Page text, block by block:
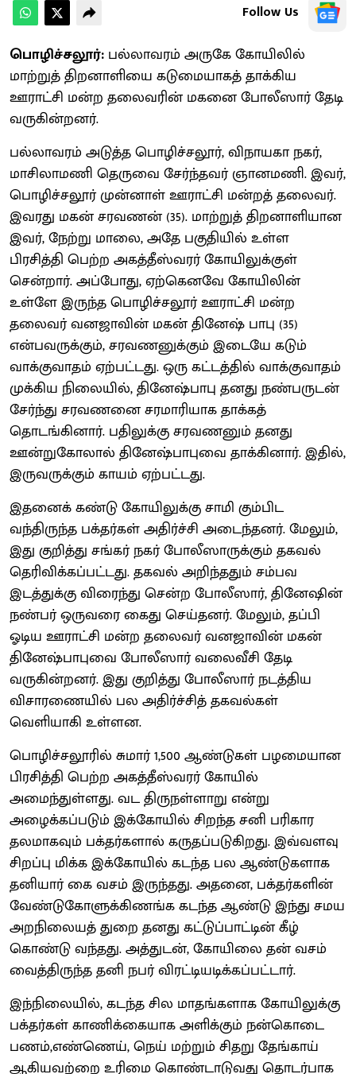
Follow Us
பொழிச்சலூர்: பல்லாவரம் அருகே கோயிலில்
மாற்றுத் திறனாளியை கடுமையாகத் தாக்கிய
ஊராட்சி மன்ற தலைவரின் மகனை போலீஸார் தேடி
வருகின்றனர்.
பல்லாவரம் அடுத்த பொழிச்சலூர், விநாயகா நகர்,
மாசிலாமணி தெருவை சேர்ந்தவர் ஞானமணி. இவர்,
பொழிச்சலூர் முன்னாள் ஊராட்சி மன்றத் தலைவர்.
இவரது மகன் சரவணன் (35). மாற்றுத் திறனாளியான
இவர், நேற்று மாலை, அதே பகுதியில் உள்ள
பிரசித்தி பெற்ற அகத்தீஸ்வரர் கோயிலுக்குள்
சென்றார். அப்போது, ஏற்கெனவே கோயிலின்
உள்ளே இருந்த பொழிச்சலூர் ஊராட்சி மன்ற
தலைவர் வனஜாவின் மகன் தினேஷ் பாபு (35)
என்பவருக்கும், சரவணனுக்கும் இடையே கடும்
வாக்குவாதம் ஏற்பட்டது. ஒரு கட்டத்தில் வாக்குவாதம்
முக்கிய நிலையில், தினேஷ்பாபு தனது நண்பருடன்
சேர்ந்து சரவணனை சரமாரியாக தாக்கத்
தொடங்கினார். பதிலுக்கு சரவணனும் தனது
ஊன்றுகோலால் தினேஷ்பாபுவை தாக்கினார். இதில்,
இருவருக்கும் காயம் ஏற்பட்டது.
இதனைக் கண்டு கோயிலுக்கு சாமி கும்பிட
வந்திருந்த பக்தர்கள் அதிர்ச்சி அடைந்தனர். மேலும்,
இது குறித்து சங்கர் நகர் போலீஸாருக்கும் தகவல்
தெரிவிக்கப்பட்டது. தகவல் அறிந்ததும் சம்பவ
இடத்துக்கு விரைந்து சென்ற போலீஸார், தினேஷின்
நண்பர் ஒருவரை கைது செய்தனர். மேலும், தப்பி
ஓடிய ஊராட்சி மன்ற தலைவர் வனஜாவின் மகன்
தினேஷ்பாபுவை போலீஸார் வலைவீசி தேடி
வருகின்றனர். இது குறித்து போலீஸார் நடத்திய
விசாரணையில் பல அதிர்ச்சித் தகவல்கள்
வெளியாகி உள்ளன.
பொழிச்சலூரில் சுமார் 1,500 ஆண்டுகள் பழமையான
பிரசித்தி பெற்ற அகத்தீஸ்வரர் கோயில்
அமைந்துள்ளது. வட திருநள்ளாறு என்று
அழைக்கப்படும் இக்கோயில் சிறந்த சனி பரிகார
தலமாகவும் பக்தர்களால் கருதப்படுகிறது. இவ்வளவு
சிறப்பு மிக்க இக்கோயில் கடந்த பல ஆண்டுகளாக
தனியார் கை வசம் இருந்தது. அதனை, பக்தர்களின்
வேண்டுகோளுக்கிணங்க கடந்த ஆண்டு இந்து சமய
அறநிலையத் துறை தனது கட்டுப்பாட்டின் கீழ்
கொண்டு வந்தது. அத்துடன், கோயிலை தன் வசம்
வைத்திருந்த தனி நபர் விரட்டியடிக்கப்பட்டார்.
இந்நிலையில், கடந்த சில மாதங்களாக கோயிலுக்கு
பக்தர்கள் காணிக்கையாக அளிக்கும் நன்கொடை
பணம்,எண்ணெய், நெய் மற்றும் சிதறு தேங்காய்
ஆகியவற்றை உரிமை கொண்டாடுவது தொடர்பாக